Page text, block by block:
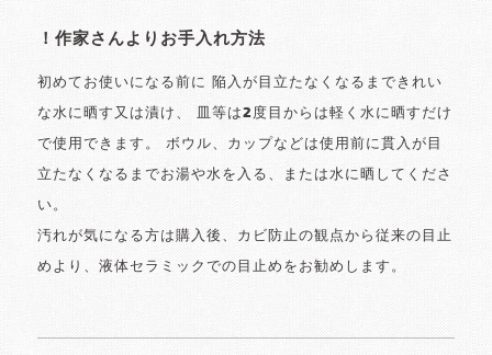
！作家さんよりお手入れ方法
初めてお使いになる前に 陥入が目立たなくなるまできれい
な水に晒す又は漬け、 皿等は2度目からは軽く水に晒すだけ
で使用できます。 ボウル、カップなどは使用前に貫入が目
立たなくなるまでお湯や水を入る、または水に晒してくださ
い。
汚れが気になる方は購入後、カビ防止の観点から従来の目止
めより、液体セラミックでの目止めをお勧めします。